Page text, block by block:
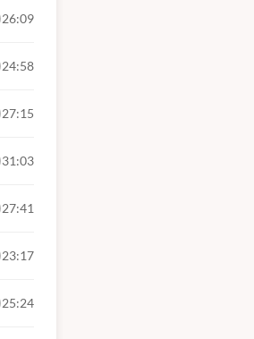
que
de
26:09
24:58
27:15
31:03
27:41
23:17
25:24